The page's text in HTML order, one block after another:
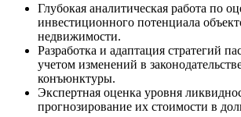
Глубокая аналитическая работа по
инвестиционного потенциала
недвижимости.
Разработка и адаптация стратегий
учетом изменений в
конъюнктуры.
Экспертная оценка уровня
прогнозирование их стоимости в